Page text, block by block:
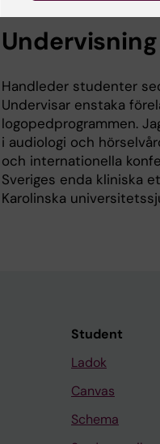
Undervisning
Handleder studenter
Undervisar enstaka
logopedprogrammen.
i audiologi och
och internationella
Sveriges enda kliniska
Karolinska
Student
Ladok
Canvas
Schema